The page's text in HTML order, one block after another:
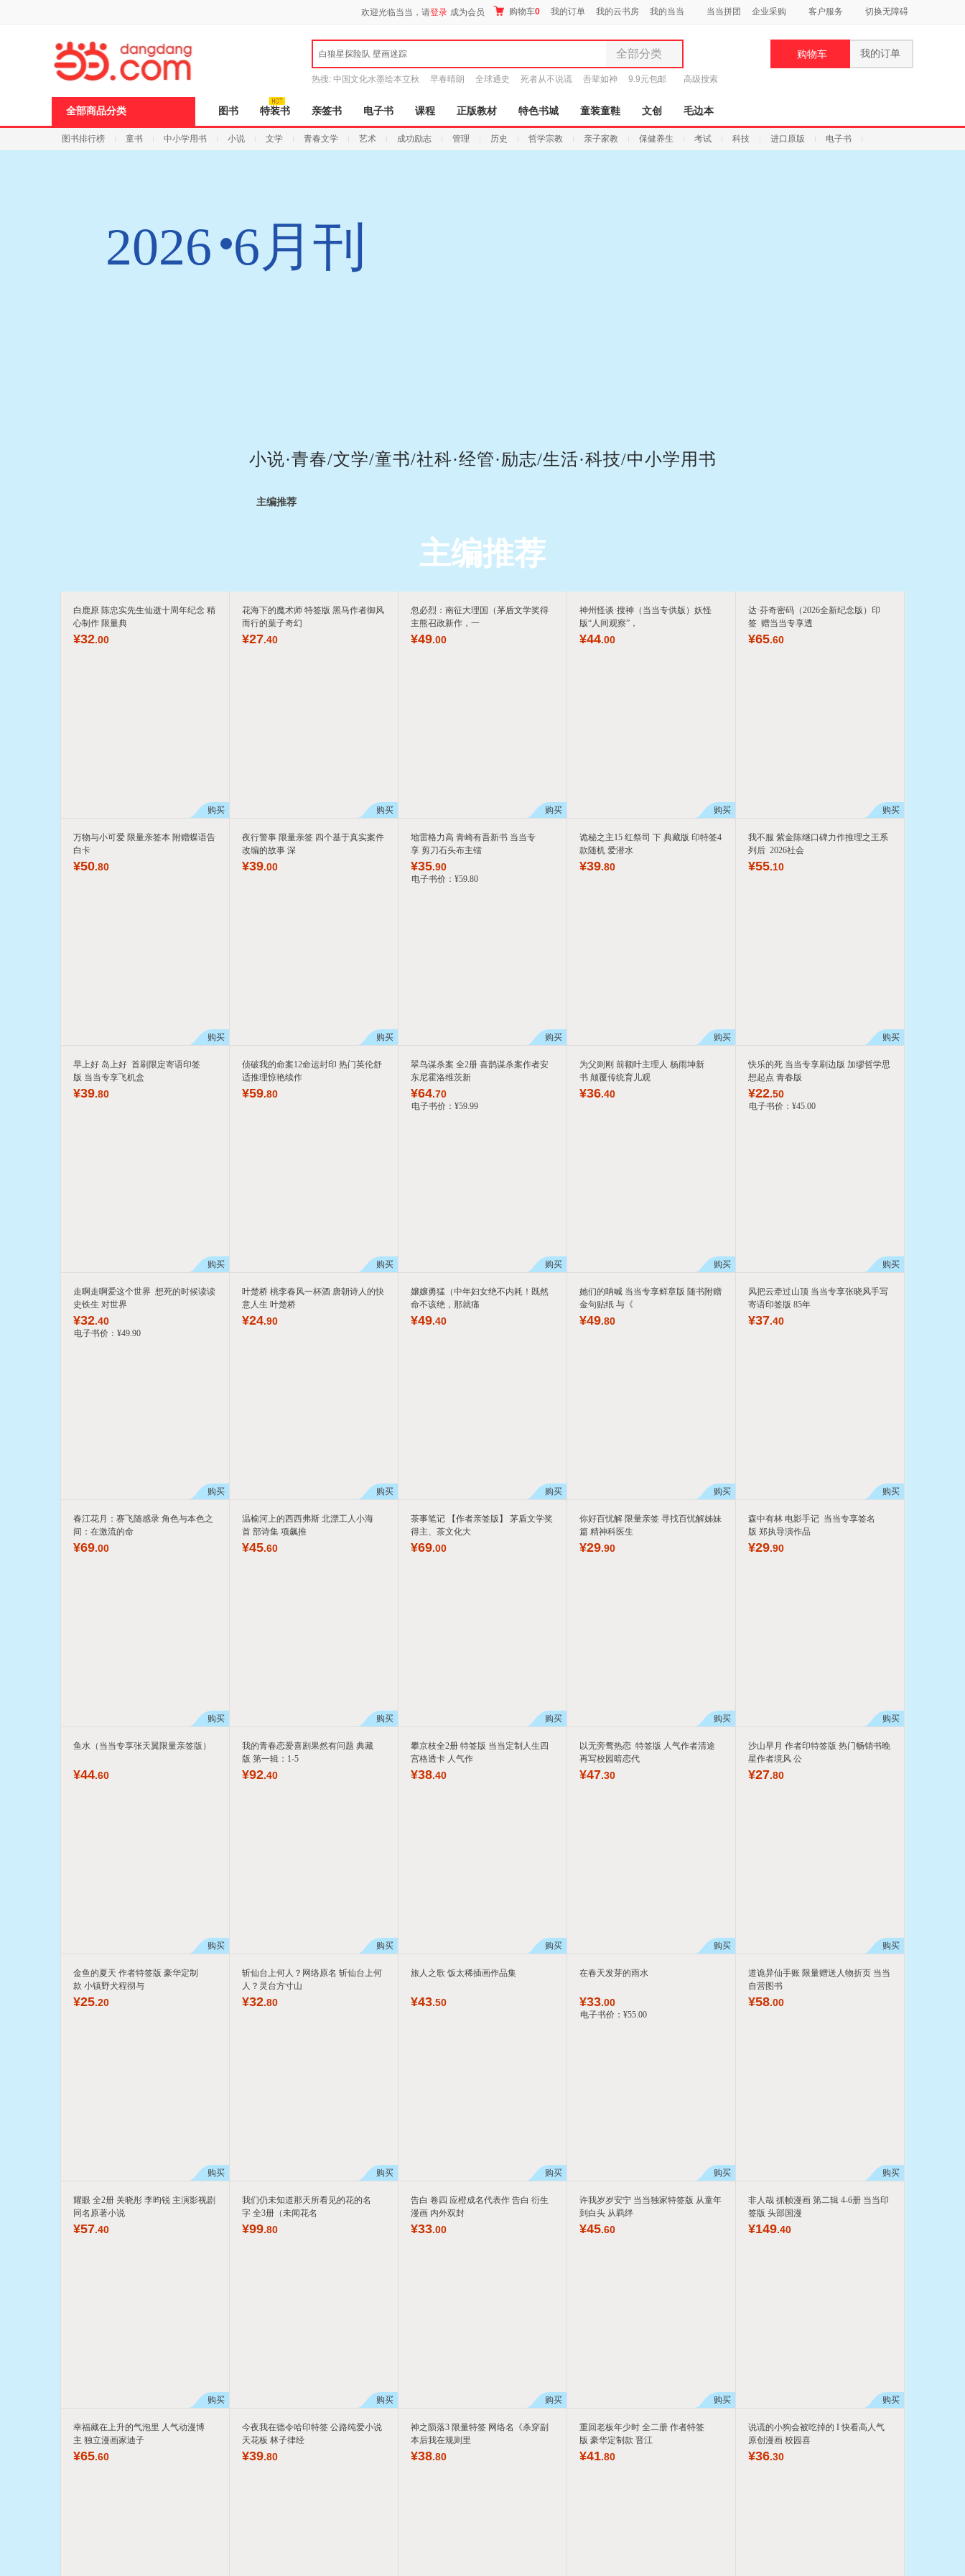
欢迎光临当当，请登录 成为会员 购物车0 我的订单 我的云书房 我的当当 当当拼团 企业采购 客户服务 切换无障碍
白狼星探险队 壁画迷踪 全部分类
全部分类
图书
电子书
音像
电脑办公
热搜: 中国文化水墨绘本立秋 早春晴朗 全球通史 死者从不说谎 吾辈如神 9.9元包邮 高级搜索
购物车 我的订单
全部商品分类 图书 特装书 亲签书 电子书 课程 正版教材 特色书城 童装童鞋 文创 毛边本
图书排行榜 童书 中小学用书 小说 文学 青春文学 艺术 成功励志 管理 历史 哲学宗教 亲子家教 保健养生 考试 科技 进口原版 电子书
2026 6月刊
小说·青春/文学/童书/社科·经管·励志/生活·科技/中小学用书
主编推荐
主编推荐
白鹿原 陈忠实先生仙逝十周年纪念 精
心制作 限量典
¥32.00
购买
花海下的魔术师 特签版 黑马作者御风
而行的葉子奇幻
¥27.40
购买
忽必烈：南征大理国（茅盾文学奖得
主熊召政新作，一
¥49.00
购买
神州怪谈·搜神（当当专供版）妖怪
版“人间观察”，
¥44.00
购买
达·芬奇密码（2026全新纪念版）印
签 赠当当专享透
¥65.60
购买
万物与小可爱 限量亲签本 附赠蝶语告
白卡
¥50.80
购买
夜行警事 限量亲签 四个基于真实案件
改编的故事 深
¥39.00
购买
地雷格力高 青崎有吾新书 当当专
享 剪刀石头布主镭
¥35.90
电子书价： ¥59.80
购买
诡秘之主15 红祭司 下 典藏版 印特签4
款随机 爱潜水
¥39.80
购买
我不服 紫金陈继口碑力作推理之王系
列后 2026社会
¥55.10
购买
早上好 岛上好 首刷限定寄语印签
版 当当专享飞机盒
¥39.80
购买
侦破我的命案12命运封印 热门英伦舒
适推理惊艳续作
¥59.80
购买
翠鸟谋杀案 全2册 喜鹊谋杀案作者安
东尼霍洛维茨新
¥64.70
电子书价： ¥59.99
购买
为父则刚 前额叶主理人 杨雨坤新
书 颠覆传统育儿观
¥36.40
购买
快乐的死 当当专享刷边版 加缪哲学思
想起点 青春版
¥22.50
电子书价： ¥45.00
购买
走啊走啊爱这个世界 想死的时候读读
史铁生 对世界
¥32.40
电子书价： ¥49.90
购买
叶楚桥 桃李春风一杯酒 唐朝诗人的快
意人生 叶楚桥
¥24.90
购买
嬢嬢勇猛（中年妇女绝不内耗！既然
命不该绝，那就痛
¥49.40
购买
她们的呐喊 当当专享鲜章版 随书附赠
金句贴纸 与《
¥49.80
购买
风把云牵过山顶 当当专享张晓风手写
寄语印签版 85年
¥37.40
购买
春江花月：赛飞随感录 角色与本色之
间：在激流的命
¥69.00
购买
温榆河上的西西弗斯 北漂工人小海
首 部诗集 项飙推
¥45.60
购买
茶事笔记 【作者亲签版】 茅盾文学奖
得主、茶文化大
¥69.00
购买
你好百忧解 限量亲签 寻找百忧解姊妹
篇 精神科医生
¥29.90
购买
森中有林 电影手记 当当专享签名
版 郑执导演作品
¥29.90
购买
鱼水（当当专享张天翼限量亲签版）
¥44.60
购买
我的青春恋爱喜剧果然有问题 典藏
版 第一辑：1-5
¥92.40
购买
攀京枝全2册 特签版 当当定制人生四
宫格透卡 人气作
¥38.40
购买
以无旁骛热恋 特签版 人气作者清途
再写校园暗恋代
¥47.30
购买
沙山早月 作者印特签版 热门畅销书晚
星作者境风 公
¥27.80
购买
金鱼的夏天 作者特签版 豪华定制
款 小镇野犬程彻与
¥25.20
购买
斩仙台上何人？网络原名 斩仙台上何
人？灵台方寸山
¥32.80
购买
旅人之歌 饭太稀插画作品集
¥43.50
购买
在春天发芽的雨水
¥33.00
电子书价： ¥55.00
购买
道诡异仙手账 限量赠送人物折页 当当
自营图书
¥58.00
购买
耀眼 全2册 关晓彤 李昀锐 主演影视剧
同名原著小说
¥57.40
购买
我们仍未知道那天所看见的花的名
字 全3册（未闻花名
¥99.80
购买
告白 卷四 应橙成名代表作 告白 衍生
漫画 内外双封
¥33.00
购买
许我岁岁安宁 当当独家特签版 从童年
到白头 从羁绊
¥45.60
购买
非人哉 抓帧漫画 第二辑 4-6册 当当印
签版 头部国漫
¥149.40
购买
幸福藏在上升的气泡里 人气动漫博
主 独立漫画家迪子
¥65.60
今夜我在德令哈印特签 公路纯爱小说
天花板 林子律经
¥39.80
神之陨落3 限量特签 网络名《杀穿副
本后我在规则里
¥38.80
重回老板年少时 全二册 作者特签
版 豪华定制款 晋江
¥41.80
说谎的小狗会被吃掉的 I 快看高人气
原创漫画 校园喜
¥36.30
页
按